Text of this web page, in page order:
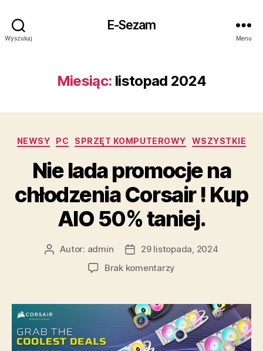
Wyszukaj
E-Sezam
Menu
Miesiąc: listopad 2024
Kategorie
NEWSY PC SPRZĘT KOMPUTEROWY WSZYSTKIE
Nie lada promocje na
chłodzenia Corsair ! Kup
AIO 50% taniej.
AutorAutor: admin
Data29 listopada, 2024
Brak komentarzy
promocje
na
chłodzenia
Corsair